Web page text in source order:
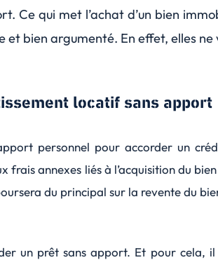
Ce qui met l’achat d’un bien
et bien argumenté. En effet, elles
locatif sans apport
personnel pour accorder un
frais annexes liés à l’acquisition du
du principal sur la revente du
un prêt sans apport. Et pour